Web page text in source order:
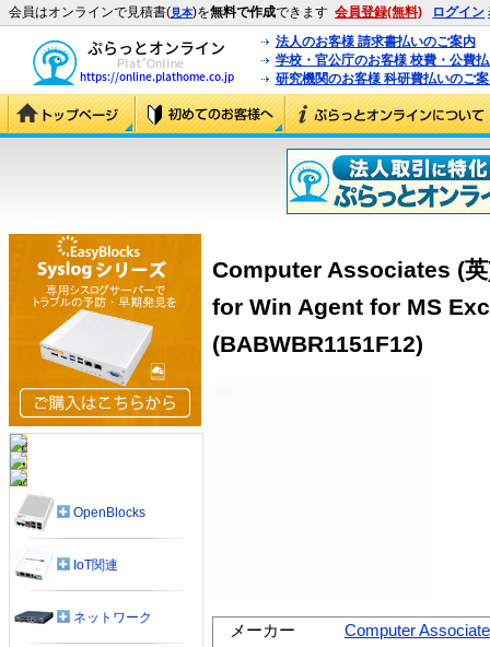
会員はオンラインで見積書(見本)を無料で作成できます 会員登録(無料) ログイン
法人のお客様 請求書払いのご案内
学校・官公庁のお客様 校費・公費
研究機関のお客様 科研費払いのご
Computer Associates (
for Win Agent for MS
(BABWBR1151F12)
メーカー
Computer
OpenBlocks
IoT関連
ネットワーク